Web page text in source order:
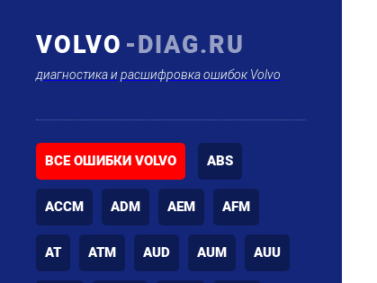
VOLVO -DIAG.RU
диагностика и расшифровка ошибок Volvo
ВСЕ ОШИБКИ VOLVO ABS
ACCM ADM AEM AFM
AT ATM AUD AUM AUU